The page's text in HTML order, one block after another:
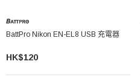
BattPro Nikon EN-EL8 USB 充電器
HK$120